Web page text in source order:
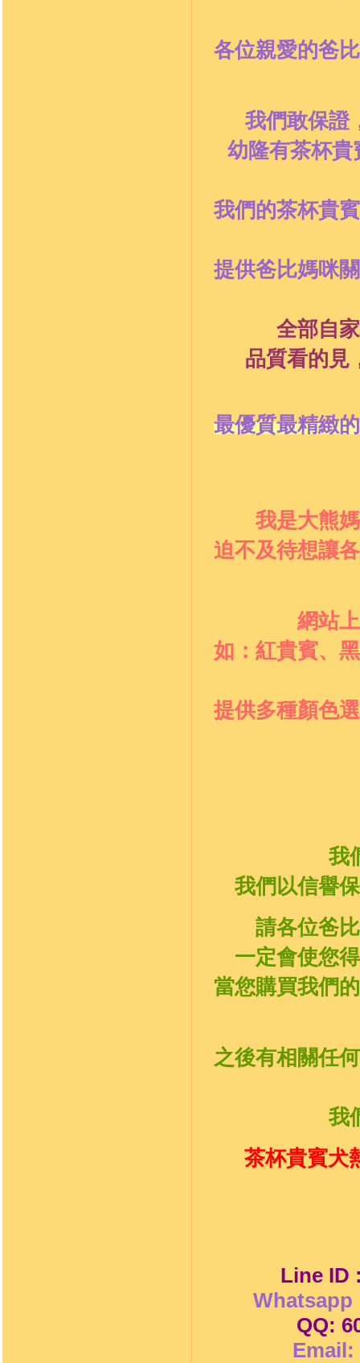
各位親愛的爸
我們敢保證
幼隆有茶杯貴
我們的茶杯貴
提供爸比媽咪
全部自
品質看的見
最優質最精緻
我是大熊
迫不及待想讓
網站
如： 紅貴賓、
提供多種顏色
我
我們以信譽
請各位爸
一定會使您
當您購買我們
之後有相關任
我
茶杯貴賓犬
Line ID
Whatsapp
QQ:
Email: